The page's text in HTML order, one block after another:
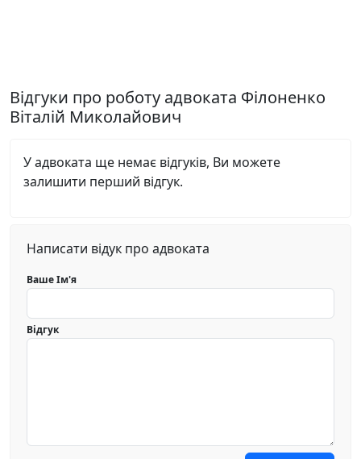
Відгуки про роботу адвоката Філоненко
Віталій Миколайович
У адвоката ще немає відгуків, Ви можете
залишити перший відгук.
Написати відук про адвоката
Ваше Ім'я
Відгук